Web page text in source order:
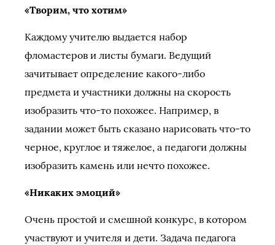
«Творим, что хотим»
Каждому учителю выдается набор
фломастеров и листы бумаги. Ведущий
зачитывает определение какого-либо
предмета и участники должны на скорость
изобразить что-то похожее. Например, в
задании может быть сказано нарисовать что-то
черное, круглое и тяжелое, а педагоги должны
изобразить камень или нечто похожее.
«Никаких эмоций»
Очень простой и смешной конкурс, в котором
участвуют и учителя и дети. Задача педагога